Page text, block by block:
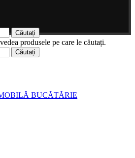
Căutați
produsele pe care le căutați.
Căutați
BUCĂTĂRIE